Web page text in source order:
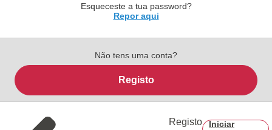
Esqueceste a tua password?
Repor aqui
Não tens uma conta?
Registo
Registo
Iniciar